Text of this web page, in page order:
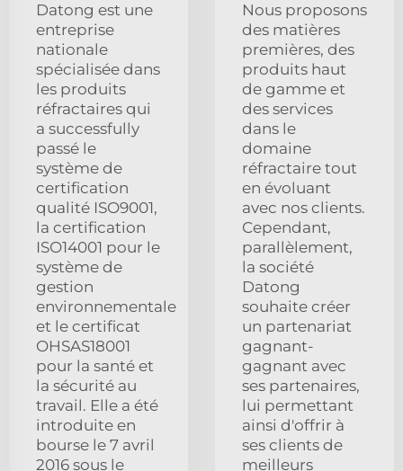
Datong est une
entreprise
nationale
spécialisée dans
les produits
réfractaires qui
a successfully
passé le
système de
certification
qualité ISO9001,
la certification
ISO14001 pour le
système de
gestion
environnementale
et le certificat
OHSAS18001
pour la santé et
la sécurité au
travail. Elle a été
introduite en
bourse le 7 avril
2016 sous le
Nous proposons
des matières
premières, des
produits haut
de gamme et
des services
dans le
domaine
réfractaire tout
en évoluant
avec nos clients.
Cependant,
parallèlement,
la société
Datong
souhaite créer
un partenariat
gagnant-
gagnant avec
ses partenaires,
lui permettant
ainsi d'offrir à
ses clients de
meilleurs